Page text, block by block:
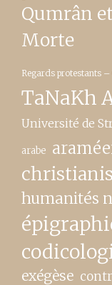
Qumrân
Morte
Regards protestants
TaNaKh
Université de
arabe
humanités
exégèse